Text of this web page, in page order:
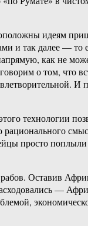
идеям
и так далее — то
как не
о том, что
И
технологии
просто
Оставив
—